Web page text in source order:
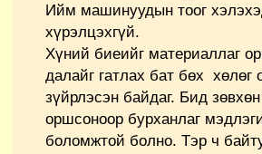
Ийм машинуудын тоог
хүрэлцэхгүй.
Хүний биеийг материаллаг
далайг гатлах бат бөх хөлөг
зүйрлэсэн байдаг. Бид
оршсоноор бурханлаг
боломжтой болно. Тэр ч